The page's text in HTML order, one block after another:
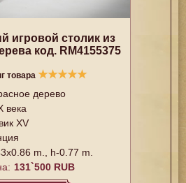
игровой столик из
код. RM4155375
товара ★★★★★
дерево
векa
XV
m., h-0.77 m.
131`500 RUB